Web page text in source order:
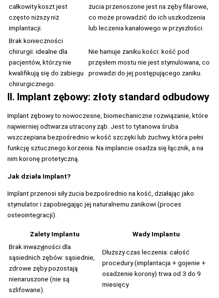
całkowity koszt jest
często niższy niż
implantacji.
żucia przenoszone jest na zęby filarowe,
co może prowadzić do ich uszkodzenia
lub leczenia kanałowego w przyszłości.
Brak konieczności
chirurgii: idealne dla
pacjentów, którzy nie
kwalifikują się do zabiegu
chirurgicznego.
Nie hamuje zaniku kości: kość pod
przęsłem mostu nie jest stymulowana, co
prowadzi do jej postępującego zaniku.
II. Implant zębowy: złoty standard odbudowy
Implant zębowy to nowoczesne, biomechaniczne rozwiązanie, które
najwierniej odtwarza utracony ząb. Jest to tytanowa śruba
wszczepiana bezpośrednio w kość szczęki lub żuchwy, która pełni
funkcję sztucznego korzenia. Na implancie osadza się łącznik, a na
nim koronę protetyczną.
Jak działa Implant?
Implant przenosi siły żucia bezpośrednio na kość, działając jako
stymulator i zapobiegając jej naturalnemu zanikowi (proces
osteointegracji).
Zalety Implantu
Wady Implantu
Brak inwazyjności dla
sąsiednich zębów: sąsiednie,
zdrowe zęby pozostają
nienaruszone (nie są
szlifowane).
Dłuższy czas leczenia: całość
procedury (implantacja + gojenie +
osadzenie korony) trwa od 3 do 9
miesięcy.